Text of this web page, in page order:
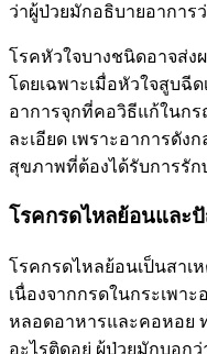
ว่าผู้ป่วยมักอธิบายอาการ
โรคหัวใจบางชนิดอาจส่ง
โดยเฉพาะเมื่อหัวใจสูบฉี
อาการจุกที่คอวิธีแก้ในก
ละเอียด เพราะอาการดั
สุขภาพที่ต้องได้รับการรัก
โรคกรดไหลย้อนและ
โรคกรดไหลย้อนเป็นสาเ
เนื่องจากกรดในกระเพา
หลอดอาหารและคอหอย
อะไรติดอยู่ ผู้ป่วยมักบอก